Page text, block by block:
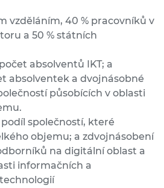
vzděláním, 40 % pracovníků v
a 50 % státních
absolventů IKT; a
absolventek a dvojnásobné
působících v oblasti
společností, které
objemu; a zdvojnásobení
na digitální oblast a
informačních a